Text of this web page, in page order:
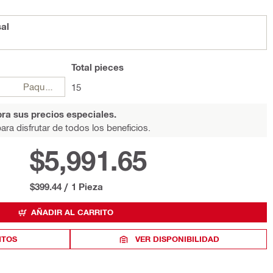
Paquetes
Total pieces
15
sus precios especiales.
disfrutar de todos los beneficios.
$5,991.65
$399.44 / 1 Pieza
AÑADIR AL CARRITO
VER DISPONIBILIDAD